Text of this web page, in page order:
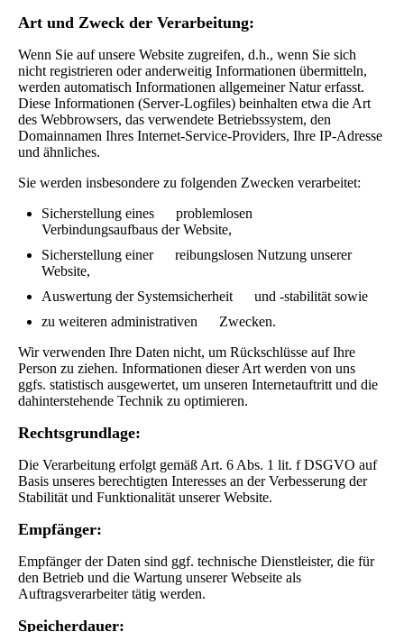
Art und Zweck der Verarbeitung:
Wenn Sie auf unsere Website zugreifen, d.h., wenn Sie sich
nicht registrieren oder anderweitig Informationen übermitteln,
werden automatisch Informationen allgemeiner Natur erfasst.
Diese Informationen (Server-Logfiles) beinhalten etwa die Art
des Webbrowsers, das verwendete Betriebssystem, den
Domainnamen Ihres Internet-Service-Providers, Ihre IP-Adresse
und ähnliches.
Sie werden insbesondere zu folgenden Zwecken verarbeitet:
Sicherstellung eines problemlosen
Verbindungsaufbaus der Website,
Sicherstellung einer reibungslosen Nutzung unserer
Website,
Auswertung der Systemsicherheit und -stabilität sowie
zu weiteren administrativen Zwecken.
Wir verwenden Ihre Daten nicht, um Rückschlüsse auf Ihre
Person zu ziehen. Informationen dieser Art werden von uns
ggfs. statistisch ausgewertet, um unseren Internetauftritt und die
dahinterstehende Technik zu optimieren.
Rechtsgrundlage:
Die Verarbeitung erfolgt gemäß Art. 6 Abs. 1 lit. f DSGVO auf
Basis unseres berechtigten Interesses an der Verbesserung der
Stabilität und Funktionalität unserer Website.
Empfänger:
Empfänger der Daten sind ggf. technische Dienstleister, die für
den Betrieb und die Wartung unserer Webseite als
Auftragsverarbeiter tätig werden.
Speicherdauer: